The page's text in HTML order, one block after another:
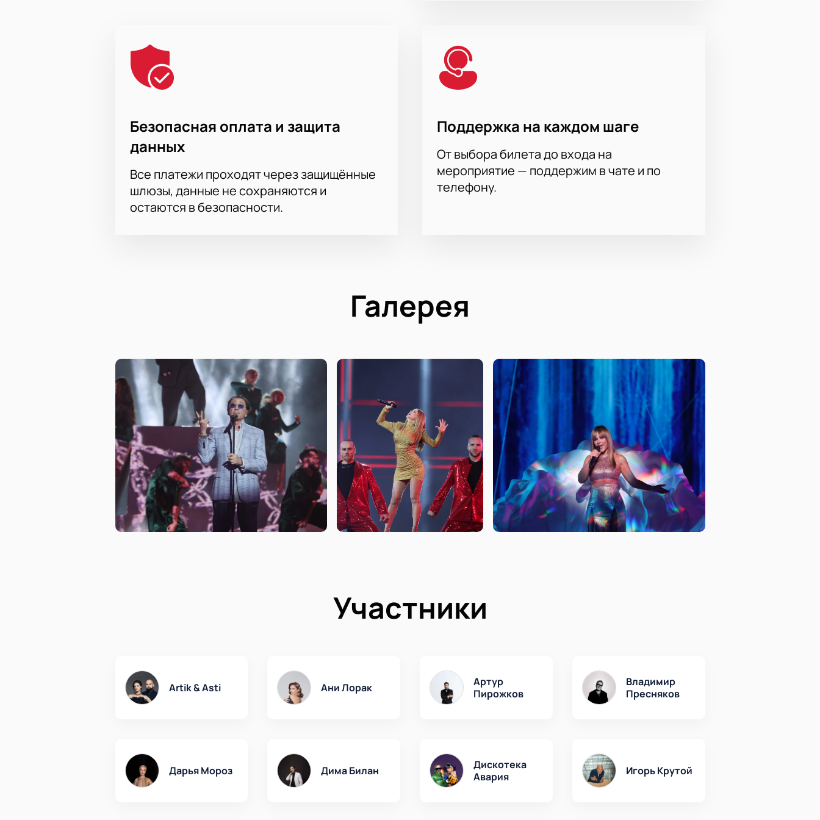
Безопасная оплата и защита
данных
Все платежи проходят через защищённые
шлюзы, данные не сохраняются и
остаются в безопасности.
Поддержка на каждом шаге
От выбора билета до входа на
мероприятие — поддержим в чате и по
телефону.
Галерея
Участники
Artik & Asti Ани Лорак
Артур
Пирожков
Владимир
Пресняков
Дарья Мороз Дима Билан
Дискотека
Авария
Игорь Крутой